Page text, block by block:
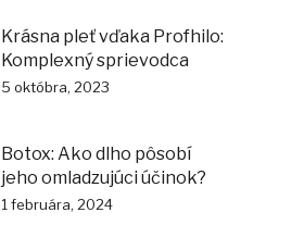
Krásna pleť vďaka Profhilo:
Komplexný sprievodca
5 októbra, 2023
Botox: Ako dlho pôsobí
jeho omladzujúci účinok?
1 februára, 2024